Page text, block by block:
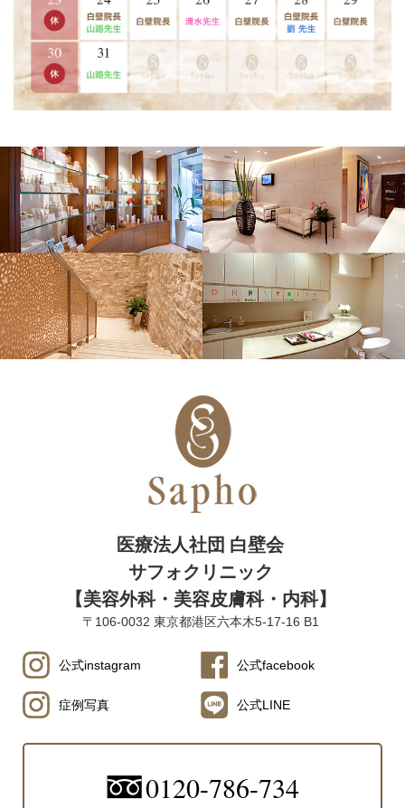
医療法人社団 白壁会
サフォクリニック
【美容外科・美容皮膚科・内科】
〒106-0032 東京都港区六本木5-17-16 B1
公式instagram 公式facebook
症例写真 公式LINE
0120-786-734